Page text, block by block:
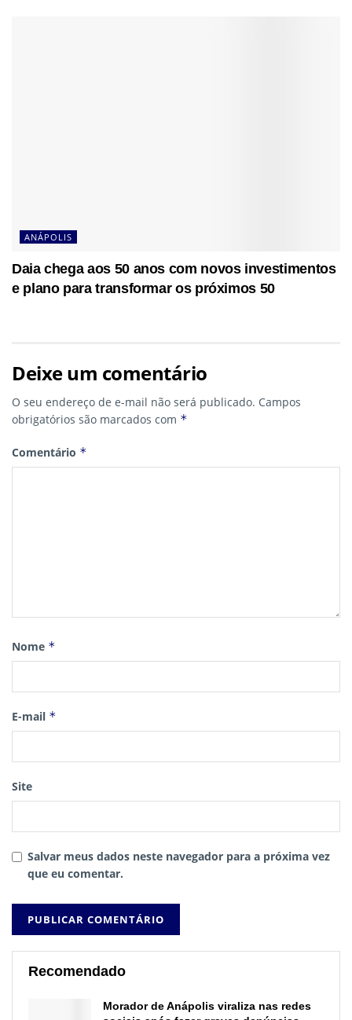
ANÁPOLIS
Daia chega aos 50 anos com novos investimentos
e plano para transformar os próximos 50
Deixe um comentário
O seu endereço de e-mail não será publicado. Campos
obrigatórios são marcados com *
Comentário *
Nome *
E-mail *
Site
Salvar meus dados neste navegador para a próxima vez
que eu comentar.
Recomendado
Morador de Anápolis viraliza nas redes